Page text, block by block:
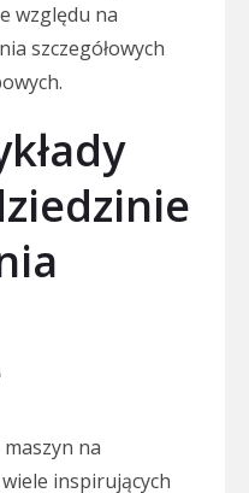
względu na
szczegółowych
na
inspirujących